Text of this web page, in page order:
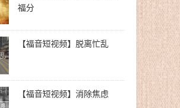
福分
【福音短视频】脱离忙乱
【福音短视频】消除焦虑